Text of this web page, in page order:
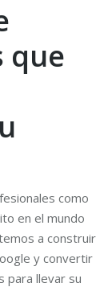
que
como
en el mundo
a construir
y convertir
para llevar su